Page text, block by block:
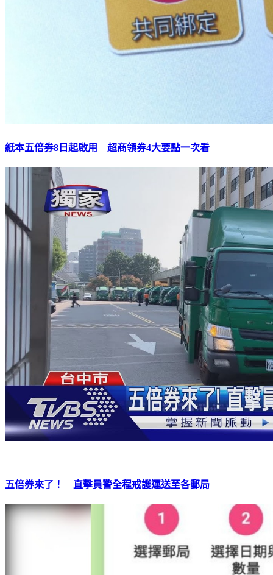
紙本五倍券8日起啟用 超商領券4大要點一次看
五倍券來了！ 直擊員警全程戒護運送至各郵局